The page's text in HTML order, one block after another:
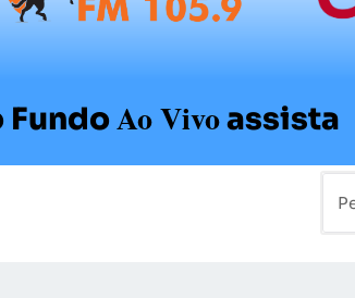
FundoAo Vivoassista